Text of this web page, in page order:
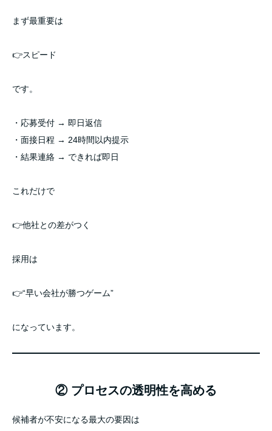
まず最重要は
👉スピード
です。
・応募受付 → 即日返信
・面接日程 → 24時間以内提示
・結果連絡 → できれば即日
これだけで
👉他社との差がつく
採用は
👉“早い会社が勝つゲーム”
になっています。
② プロセスの透明性を高める
候補者が不安になる最大の要因は